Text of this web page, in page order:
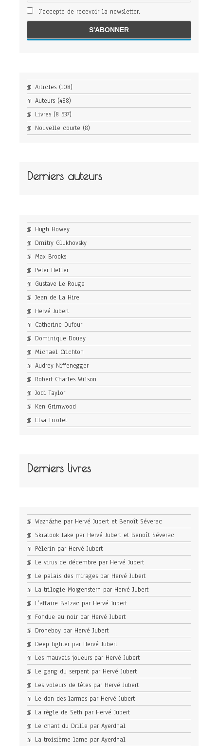
J'accepte de recevoir la newsletter.
Articles (108)
Auteurs (488)
Livres (8 537)
Nouvelle courte (8)
Derniers auteurs
Hugh Howey
Dmitry Glukhovsky
Max Brooks
Peter Heller
Gustave Le Rouge
Jean de La Hire
Hervé Jubert
Catherine Dufour
Dominique Douay
Michael Crichton
Audrey Niffenegger
Robert Charles Wilson
Jodi Taylor
Ken Grimwood
Elsa Triolet
Derniers livres
Wazházhe par Hervé Jubert et Benoît Séverac
Skiatook lake par Hervé Jubert et Benoît Séverac
Pèlerin par Hervé Jubert
Le virus de décembre par Hervé Jubert
Le palais des mirages par Hervé Jubert
La trilogie Morgenstern par Hervé Jubert
L’affaire Balzac par Hervé Jubert
Fondue au noir par Hervé Jubert
Droneboy par Hervé Jubert
Deep fighter par Hervé Jubert
Les mauvais joueurs par Hervé Jubert
Le gang du serpent par Hervé Jubert
Les voleurs de têtes par Hervé Jubert
Le don des larmes par Hervé Jubert
La règle de Seth par Hervé Jubert
Le chant du Drille par Ayerdhal
La troisième lame par Ayerdhal